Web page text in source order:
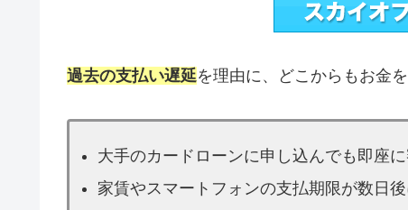
過去の支払い遅延を理由に、どこからもお金
大手のカードローンに申し込んでも即座
家賃やスマートフォンの支払期限が数日